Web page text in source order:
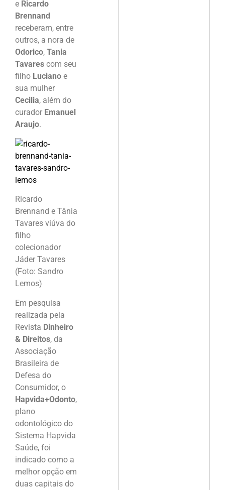
e Ricardo
Brennand
receberam, entre
outros, a nora de
Odorico, Tania
Tavares com seu
filho Luciano e
sua mulher
Cecilia, além do
curador Emanuel
Araujo.
Ricardo
Brennand e Tânia
Tavares viúva do
filho
colecionador
Jáder Tavares
(Foto: Sandro
Lemos)
Em pesquisa
realizada pela
Revista Dinheiro
& Direitos, da
Associação
Brasileira de
Defesa do
Consumidor, o
Hapvida+Odonto,
plano
odontológico do
Sistema Hapvida
Saúde, foi
indicado como a
melhor opção em
duas capitais do